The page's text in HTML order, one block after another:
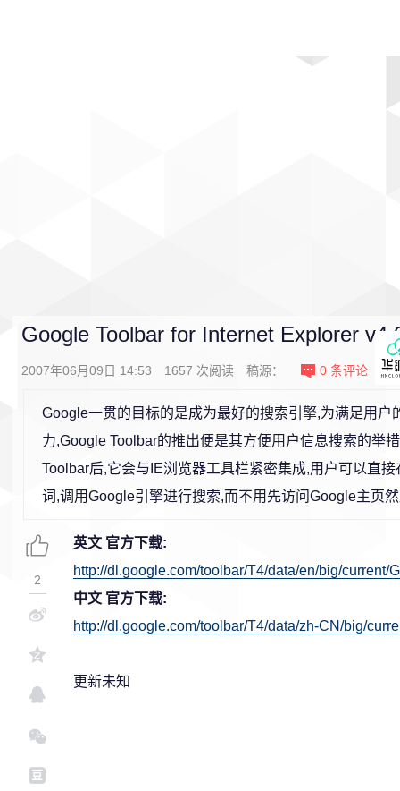
Google Toolbar for Internet Explorer
2007年06月09日 14:53 1657 次阅读 稿源： 0 条评论
Google一贯的目标的是成为最好的搜索引擎,为满足用户
力,Google Toolbar的推出便是其方便用户信息搜索的举
Toolbar后,它会与IE浏览器工具栏紧密集成,用户可以直
词,调用Google引擎进行搜索,而不用先访问Google主页
英文 官方下载:
http://dl.google.com/toolbar/T4/data/en/big/current/
中文 官方下载:
http://dl.google.com/toolbar/T4/data/zh-CN/big/
更新未知
2